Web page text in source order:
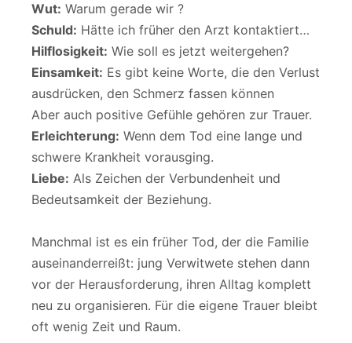
Wut: Warum gerade wir ?
Schuld: Hätte ich früher den Arzt kontaktiert…
Hilflosigkeit: Wie soll es jetzt weitergehen?
Einsamkeit: Es gibt keine Worte, die den Verlust
ausdrücken, den Schmerz fassen können
Aber auch positive Gefühle gehören zur Trauer.
Erleichterung: Wenn dem Tod eine lange und
schwere Krankheit vorausging.
Liebe: Als Zeichen der Verbundenheit und
Bedeutsamkeit der Beziehung.
Manchmal ist es ein früher Tod, der die Familie
auseinanderreißt: jung Verwitwete stehen dann
vor der Herausforderung, ihren Alltag komplett
neu zu organisieren. Für die eigene Trauer bleibt
oft wenig Zeit und Raum.